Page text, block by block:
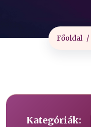
Főoldal
Kategóriák: